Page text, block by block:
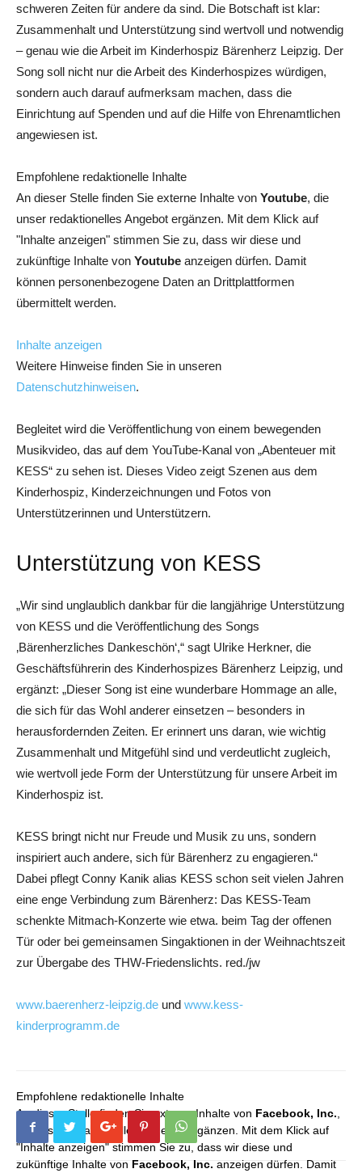
schweren Zeiten für andere da sind. Die Botschaft ist klar:
Zusammenhalt und Unterstützung sind wertvoll und notwendig
– genau wie die Arbeit im Kinderhospiz Bärenherz Leipzig. Der
Song soll nicht nur die Arbeit des Kinderhospizes würdigen,
sondern auch darauf aufmerksam machen, dass die
Einrichtung auf Spenden und auf die Hilfe von Ehrenamtlichen
angewiesen ist.
Empfohlene redaktionelle Inhalte
An dieser Stelle finden Sie externe Inhalte von Youtube, die
unser redaktionelles Angebot ergänzen. Mit dem Klick auf
"Inhalte anzeigen" stimmen Sie zu, dass wir diese und
zukünftige Inhalte von Youtube anzeigen dürfen. Damit
können personenbezogene Daten an Drittplattformen
übermittelt werden.
Inhalte anzeigen
Weitere Hinweise finden Sie in unseren
Datenschutzhinweisen.
Begleitet wird die Veröffentlichung von einem bewegenden
Musikvideo, das auf dem YouTube-Kanal von „Abenteuer mit
KESS“ zu sehen ist. Dieses Video zeigt Szenen aus dem
Kinderhospiz, Kinderzeichnungen und Fotos von
Unterstützerinnen und Unterstützern.
Unterstützung von KESS
„Wir sind unglaublich dankbar für die langjährige Unterstützung
von KESS und die Veröffentlichung des Songs
‚Bärenherzliches Dankeschön‘,“ sagt Ulrike Herkner, die
Geschäftsführerin des Kinderhospizes Bärenherz Leipzig, und
ergänzt: „Dieser Song ist eine wunderbare Hommage an alle,
die sich für das Wohl anderer einsetzen – besonders in
herausfordernden Zeiten. Er erinnert uns daran, wie wichtig
Zusammenhalt und Mitgefühl sind und verdeutlicht zugleich,
wie wertvoll jede Form der Unterstützung für unsere Arbeit im
Kinderhospiz ist.
KESS bringt nicht nur Freude und Musik zu uns, sondern
inspiriert auch andere, sich für Bärenherz zu engagieren.“
Dabei pflegt Conny Kanik alias KESS schon seit vielen Jahren
eine enge Verbindung zum Bärenherz: Das KESS-Team
schenkte Mitmach-Konzerte wie etwa. beim Tag der offenen
Tür oder bei gemeinsamen Singaktionen in der Weihnachtszeit
zur Übergabe des THW-Friedenslichts. red./jw
www.baerenherz-leipzig.de und www.kess-
kinderprogramm.de
Empfohlene redaktionelle Inhalte
An dieser Stelle finden Sie externe Inhalte von Facebook, Inc.
die unser redaktionelles Angebot ergänzen. Mit dem Klick auf
"Inhalte anzeigen" stimmen Sie zu, dass wir diese und
zukünftige Inhalte von Facebook, Inc. anzeigen dürfen. Damit